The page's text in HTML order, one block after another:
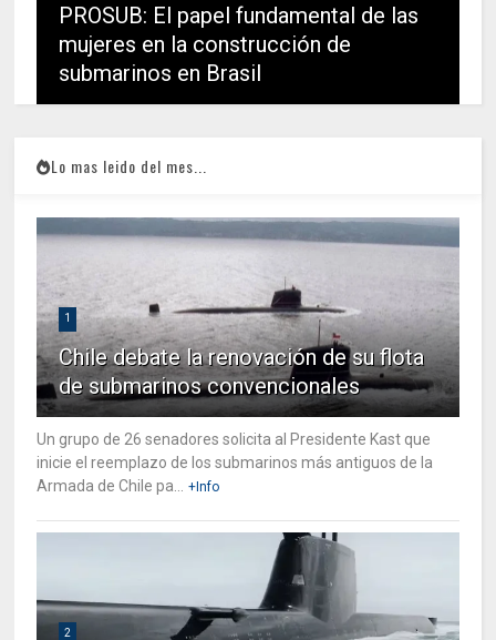
PROSUB: El papel fundamental de las
mujeres en la construcción de
submarinos en Brasil
Lo mas leido del mes...
1
Chile debate la renovación de su flota
de submarinos convencionales
Un grupo de 26 senadores solicita al Presidente Kast que
inicie el reemplazo de los submarinos más antiguos de la
Armada de Chile pa...
+Info
2